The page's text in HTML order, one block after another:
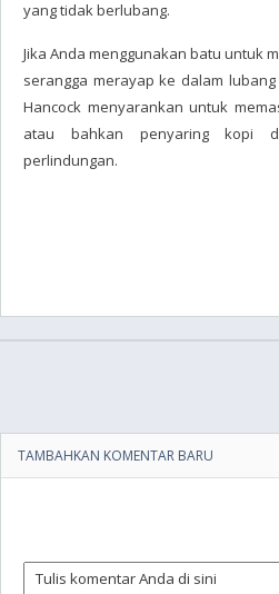
yang tidak berlubang.
Jika Anda menggunakan batu untuk
serangga merayap ke dalam
Hancock menyarankan untuk
atau bahkan penyaring kopi
perlindungan.
TAMBAHKAN KOMENTAR BARU